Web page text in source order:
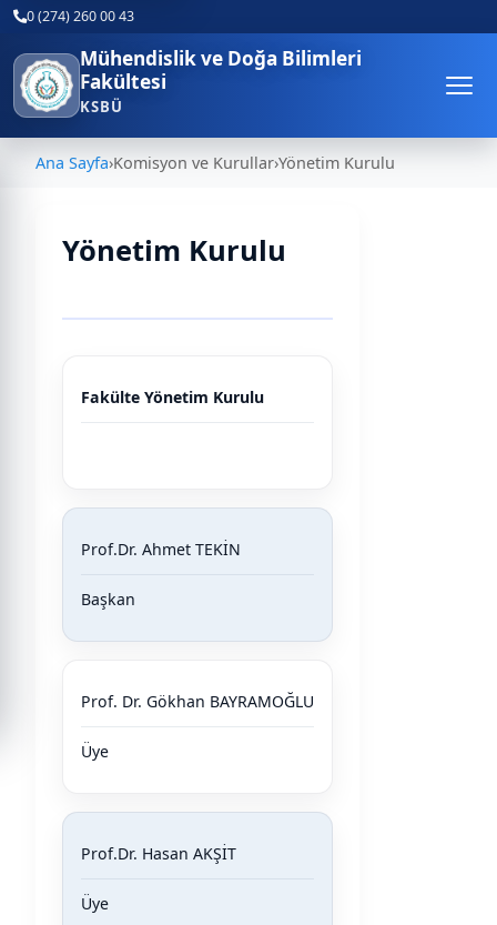
0 (274) 260 00 43
Mühendislik ve Doğa Bilimleri
Fakültesi
KSBÜ
Ana Sayfa›Komisyon ve Kurullar›Yönetim Kurulu
Yönetim Kurulu
Fakülte Yönetim Kurulu
Prof.Dr. Ahmet TEKİN
Başkan
Prof. Dr. Gökhan BAYRAMOĞLU
Üye
Prof.Dr. Hasan AKŞİT
Üye